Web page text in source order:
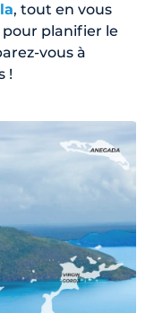
, tout en vous
planifier le
vous à
!